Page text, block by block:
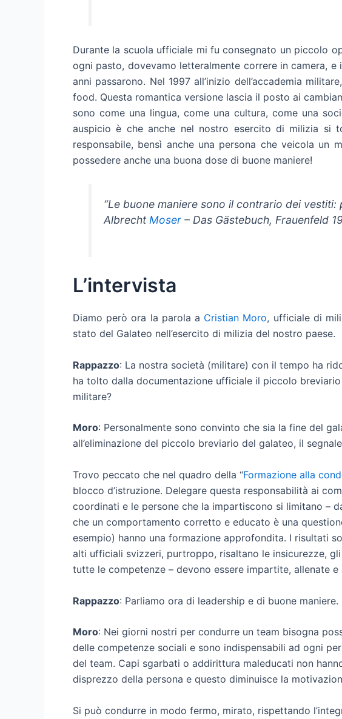
Durante la scuola ufficiale mi fu consegnato un piccolo
ogni pasto, dovevamo letteralmente correre in camera,
anni passarono. Nel 1997 all’inizio dell’accademia
food. Questa romantica versione lascia il posto ai
sono come una lingua, come una cultura, come una
auspicio è che anche nel nostro esercito di milizia si
responsabile, bensì anche una persona che veicola
possedere anche una buona dose di buone maniere!
“Le buone maniere sono il contrario dei
Albrecht Moser – Das Gästebuch, Frauenfeld
L’intervista
Diamo però ora la parola a Cristian Moro, ufficiale di
stato del Galateo nell’esercito di milizia del nostro paese.
Rappazzo: La nostra società (militare) con il tempo ha
ha tolto dalla documentazione ufficiale il piccolo
militare?
Moro: Personalmente sono convinto che sia la fine del
all’eliminazione del piccolo breviario del galateo, il
Trovo peccato che nel quadro della “Formazione alla
blocco d’istruzione. Delegare questa responsabilità ai
coordinati e le persone che la impartiscono si limitano –
che un comportamento corretto e educato è una
esempio) hanno una formazione approfondita. I risultati
alti ufficiali svizzeri, purtroppo, risaltano le insicurezze,
tutte le competenze – devono essere impartite, allenate
Rappazzo: Parliamo ora di leadership e di buone
Moro: Nei giorni nostri per condurre un team bisogna
delle competenze sociali e sono indispensabili ad ogni
del team. Capi sgarbati o addirittura maleducati non
disprezzo della persona e questo diminuisce la
Si può condurre in modo fermo, mirato, rispettando